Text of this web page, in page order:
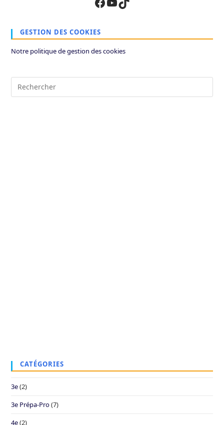
Facebook
YouTube
TikTok
GESTION DES COOKIES
Notre politique de gestion des cookies
CATÉGORIES
3e(2)
3e Prépa-Pro(7)
4e(2)